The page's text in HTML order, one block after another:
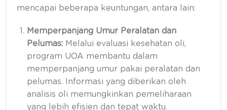
mencapai beberapa keuntungan, antara lain:
Memperpanjang Umur Peralatan dan
Pelumas: Melalui evaluasi kesehatan oli,
program UOA membantu dalam
memperpanjang umur pakai peralatan dan
pelumas. Informasi yang diberikan oleh
analisis oli memungkinkan pemeliharaan
yang lebih efisien dan tepat waktu.